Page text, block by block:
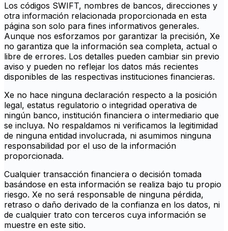
Los códigos SWIFT, nombres de bancos, direcciones y
otra información relacionada proporcionada en esta
página son solo para fines informativos generales.
Aunque nos esforzamos por garantizar la precisión, Xe
no garantiza que la información sea completa, actual o
libre de errores. Los detalles pueden cambiar sin previo
aviso y pueden no reflejar los datos más recientes
disponibles de las respectivas instituciones financieras.
Xe no hace ninguna declaración respecto a la posición
legal, estatus regulatorio o integridad operativa de
ningún banco, institución financiera o intermediario que
se incluya. No respaldamos ni verificamos la legitimidad
de ninguna entidad involucrada, ni asumimos ninguna
responsabilidad por el uso de la información
proporcionada.
Cualquier transacción financiera o decisión tomada
basándose en esta información se realiza bajo tu propio
riesgo. Xe no será responsable de ninguna pérdida,
retraso o daño derivado de la confianza en los datos, ni
de cualquier trato con terceros cuya información se
muestre en este sitio.